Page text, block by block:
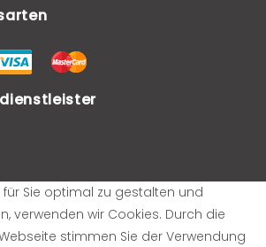
Sie optimal zu gestalten und
verwenden wir Cookies. Durch die
stimmen Sie der Verwendung